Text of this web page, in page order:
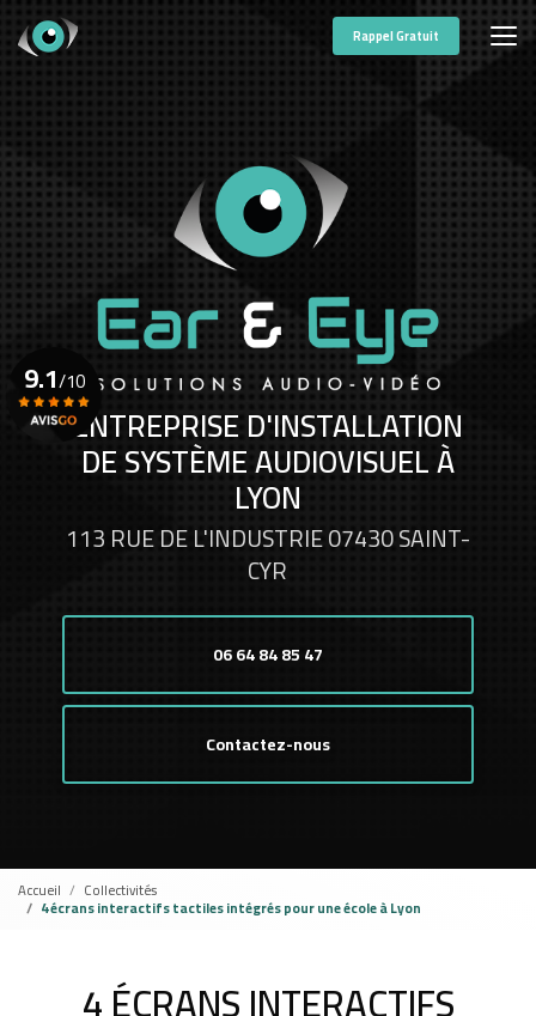
contenu
Rappel Gratuit
ENTREPRISE D'INSTALLATION
DE SYSTÈME AUDIOVISUEL À
LYON
113 RUE DE L'INDUSTRIE 07430 SAINT-
CYR
06 64 84 85 47
Contactez-nous
9.1/10
Voir le certificat
Accueil Collectivités
4 écrans interactifs tactiles intégrés pour une école à Lyon